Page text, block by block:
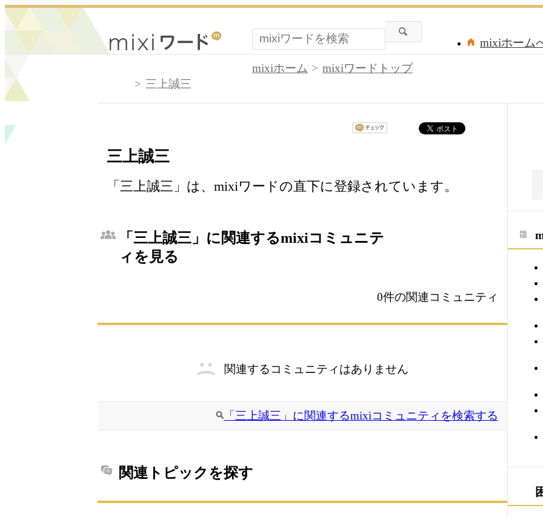
mixiホーム
mixiホーム
mixiワードトップ
三上誠三
三上誠三
「三上誠三」は、mixiワードの直下に登録されています。
「三上誠三」に関連するmixiコミュニテ
ィを見る
0件の関連コミュニティ
関連するコミュニティはありません
「三上誠三」に関連するmixiコミュニティを検索する
関連トピックを探す